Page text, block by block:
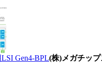
Gen4-BPL(株)メガチップ